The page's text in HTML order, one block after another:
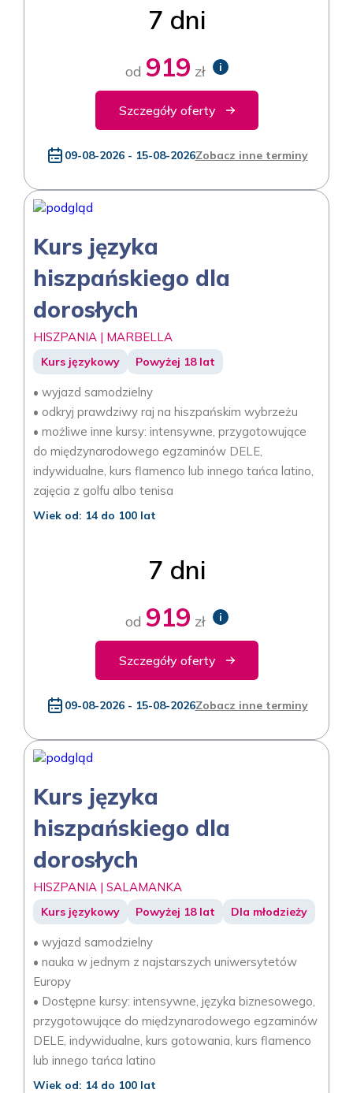
7 dni
od 919 zł i
Szczegóły oferty
09-08-2026 - 15-08-2026Zobacz inne terminy
Kurs języka
hiszpańskiego dla
dorosłych
HISZPANIA | MARBELLA
Kurs językowy Powyżej 18 lat
• wyjazd samodzielny
• odkryj prawdziwy raj na hiszpańskim wybrzeżu
• możliwe inne kursy: intensywne, przygotowujące
do międzynarodowego egzaminów DELE,
indywidualne, kurs flamenco lub innego tańca latino,
zajęcia z golfu albo tenisa
Wiek od: 14 do 100 lat
7 dni
od 919 zł i
Szczegóły oferty
09-08-2026 - 15-08-2026Zobacz inne terminy
Kurs języka
hiszpańskiego dla
dorosłych
HISZPANIA | SALAMANKA
Kurs językowy Powyżej 18 lat Dla młodzieży
• wyjazd samodzielny
• nauka w jednym z najstarszych uniwersytetów
Europy
• Dostępne kursy: intensywne, języka biznesowego,
przygotowujące do międzynarodowego egzaminów
DELE, indywidualne, kurs gotowania, kurs flamenco
lub innego tańca latino
Wiek od: 14 do 100 lat